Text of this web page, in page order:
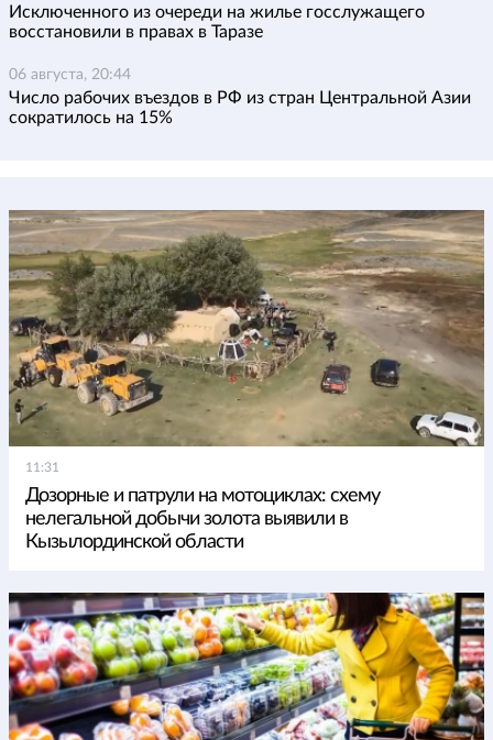
Исключенного из очереди на жилье госслужащего
восстановили в правах в Таразе
06 августа, 20:44
Число рабочих въездов в РФ из стран Центральной Азии
сократилось на 15%
11:31
Дозорные и патрули на мотоциклах: схему
нелегальной добычи золота выявили в
Кызылординской области